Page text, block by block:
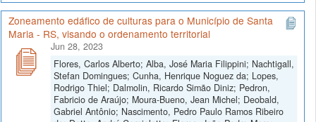
Zoneamento edáfico de culturas para o Município de Santa
Maria - RS, visando o ordenamento territorial
Jun 28, 2023
Flores, Carlos Alberto; Alba, José Maria Filippini; Nachtigall,
Stefan Domingues; Cunha, Henrique Noguez da; Lopes,
Rodrigo Thiel; Dalmolin, Ricardo Simão Diniz; Pedron,
Fabricio de Araújo; Moura-Bueno, Jean Michel; Deobald,
Gabriel Antônio; Nascimento, Pedro Paulo Ramos Ribeiro